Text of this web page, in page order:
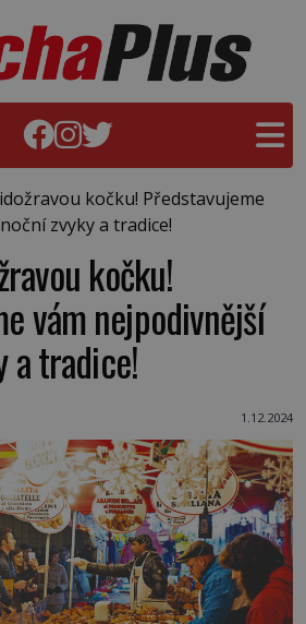
kočku! Představujeme
zvyky a tradice!
kočku!
vám nejpodivnější
a tradice!
1.12.2024